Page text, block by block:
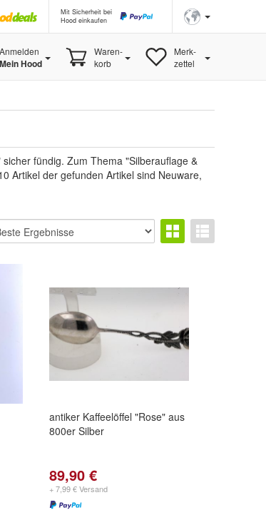
Mit Sicherheit bei
Hood einkaufen
Anmelden
Mein Hood
Waren-
korb
Merk-
zettel
fündig. Zum Thema "Silberauflage &
Artikel der gefunden Artikel sind Neuware,
antiker Kaffeelöffel "Rose" aus
800er Silber
89,90 €
+ 7,99 € Versand